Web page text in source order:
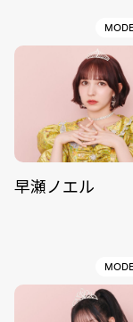
早瀬ノエル